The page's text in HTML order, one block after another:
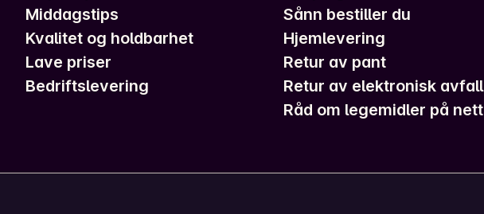
Middagstips
Kvalitet og holdbarhet
Lave priser
Bedriftslevering
Sånn bestiller du
Hjemlevering
Retur av pant
Retur av elektronisk avfall
Råd om legemidler på nett